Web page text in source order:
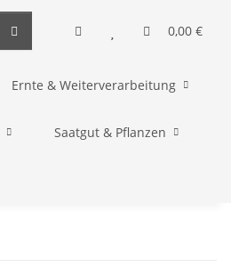
0,00 €
Ernte & Weiterverarbeitung
Saatgut & Pflanzen